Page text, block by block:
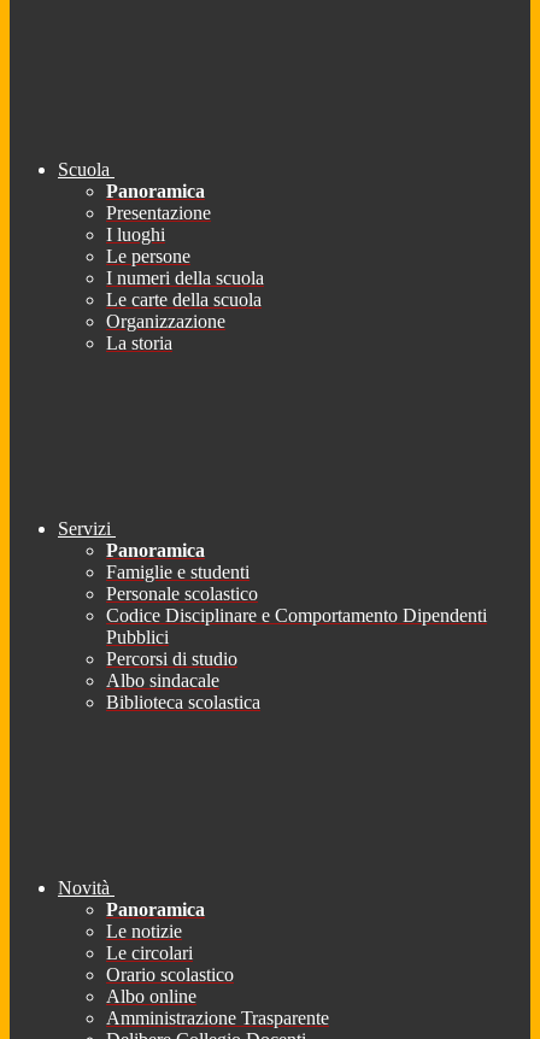
Scuola
Panoramica
Presentazione
I luoghi
Le persone
I numeri della scuola
Le carte della scuola
Organizzazione
La storia
Servizi
Panoramica
Famiglie e studenti
Personale scolastico
Codice Disciplinare e Comportamento Dipendenti
Pubblici
Percorsi di studio
Albo sindacale
Biblioteca scolastica
Novità
Panoramica
Le notizie
Le circolari
Orario scolastico
Albo online
Amministrazione Trasparente